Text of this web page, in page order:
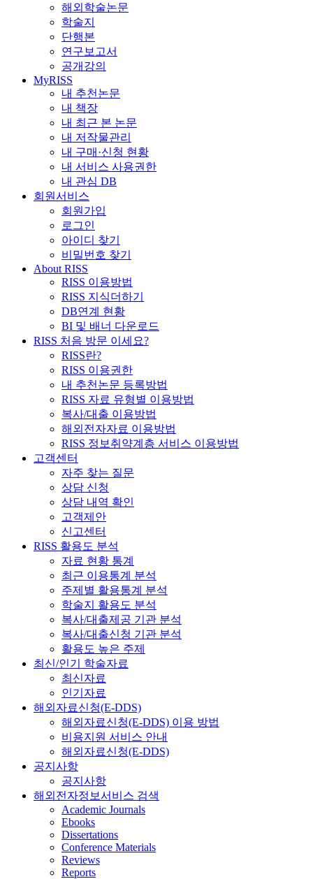
해외학술논문
학술지
단행본
연구보고서
공개강의
MyRISS
내 추천논문
내 책장
내 최근 본 논문
내 저작물관리
내 구매·신청 현황
내 서비스 사용권한
내 관심 DB
회원서비스
회원가입
로그인
아이디 찾기
비밀번호 찾기
About RISS
RISS 이용방법
RISS 지식더하기
DB연계 현황
BI 및 배너 다운로드
RISS 처음 방문 이세요?
RISS란?
RISS 이용권한
내 추천논문 등록방법
RISS 자료 유형별 이용방법
복사/대출 이용방법
해외전자자료 이용방법
RISS 정보취약계층 서비스 이용방법
고객센터
자주 찾는 질문
상담 신청
상담 내역 확인
고객제안
신고센터
RISS 활용도 분석
자료 현황 통계
최근 이용통계 분석
주제별 활용통계 분석
학술지 활용도 분석
복사/대출제공 기관 분석
복사/대출신청 기관 분석
활용도 높은 주제
최신/인기 학술자료
최신자료
인기자료
해외자료신청(E-DDS)
해외자료신청(E-DDS) 이용 방법
비용지원 서비스 안내
해외자료신청(E-DDS)
공지사항
공지사항
해외전자정보서비스 검색
Academic Journals
Ebooks
Dissertations
Conference Materials
Reviews
Reports